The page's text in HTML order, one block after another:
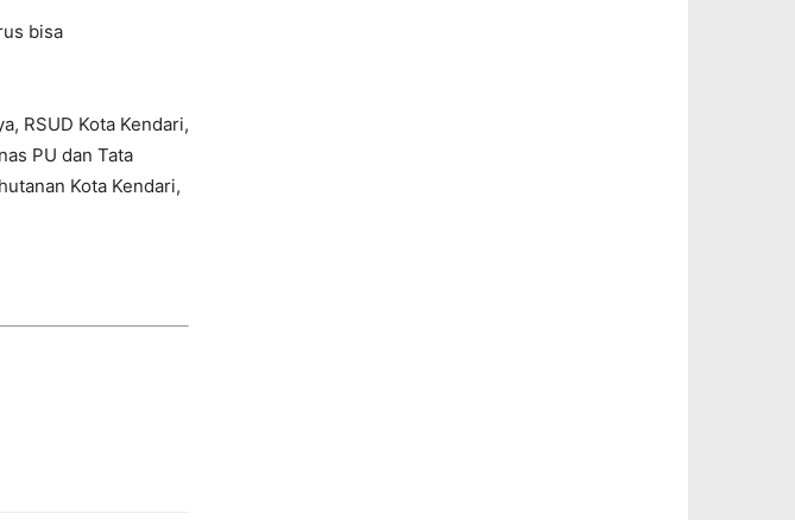
bisa
RSUD Kota Kendari,
PU dan Tata
Kota Kendari,